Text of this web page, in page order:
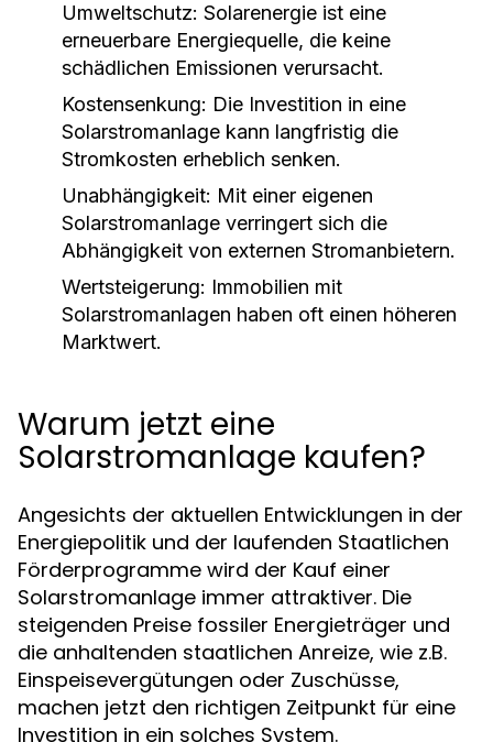
Umweltschutz: Solarenergie ist eine
erneuerbare Energiequelle, die keine
schädlichen Emissionen verursacht.
Kostensenkung: Die Investition in eine
Solarstromanlage kann langfristig die
Stromkosten erheblich senken.
Unabhängigkeit: Mit einer eigenen
Solarstromanlage verringert sich die
Abhängigkeit von externen Stromanbietern.
Wertsteigerung: Immobilien mit
Solarstromanlagen haben oft einen höheren
Marktwert.
Warum jetzt eine
Solarstromanlage kaufen?
Angesichts der aktuellen Entwicklungen in der
Energiepolitik und der laufenden Staatlichen
Förderprogramme wird der Kauf einer
Solarstromanlage immer attraktiver. Die
steigenden Preise fossiler Energieträger und
die anhaltenden staatlichen Anreize, wie z.B.
Einspeisevergütungen oder Zuschüsse,
machen jetzt den richtigen Zeitpunkt für eine
Investition in ein solches System.